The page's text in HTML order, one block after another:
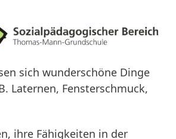
sich wunderschöne Dinge
Laternen, Fensterschmuck,
ihre Fähigkeiten in der